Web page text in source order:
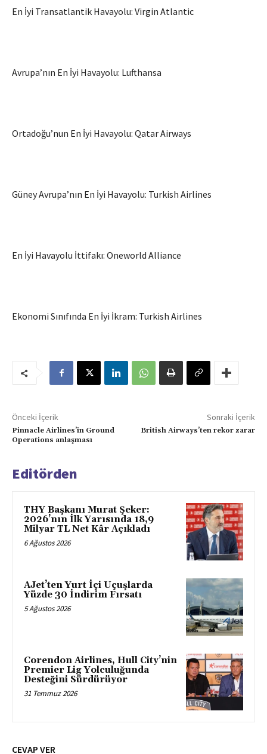
En İyi Transatlantik Havayolu: Virgin Atlantic
Avrupa’nın En İyi Havayolu: Lufthansa
Ortadoğu’nun En İyi Havayolu: Qatar Airways
Güney Avrupa’nın En İyi Havayolu: Turkish Airlines
En İyi Havayolu İttifakı: Oneworld Alliance
Ekonomi Sınıfında En İyi İkram: Turkish Airlines
Önceki İçerik
Pinnacle Airlines’in Ground
Operations anlaşması
Sonraki İçerik
British Airways’ten rekor zarar
Editörden
THY Başkanı Murat Şeker:
2026’nın İlk Yarısında 18,9
Milyar TL Net Kâr Açıkladı
6 Ağustos 2026
AJet’ten Yurt İçi Uçuşlarda
Yüzde 30 İndirim Fırsatı
5 Ağustos 2026
Corendon Airlines, Hull City’nin
Premier Lig Yolculuğunda
Desteğini Sürdürüyor
31 Temmuz 2026
CEVAP VER